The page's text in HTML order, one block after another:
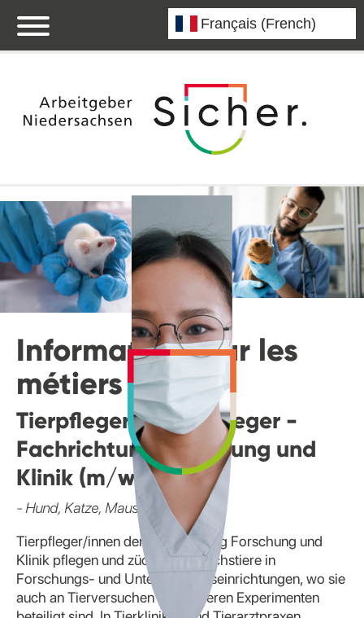
Informations sur les
métiers
Tierpflegerin/ Tierpfleger -
Fachrichtung Forschung und
Klinik (m/w/d)
- Hund, Katze, Maus und Co.
Tierpfleger/innen der Fachrichtung Forschung und
Klinik pflegen und züchten Versuchstiere in
Forschungs- und Untersuchungseinrichtungen, wo sie
auch an Tierversuchen und anderen Experimenten